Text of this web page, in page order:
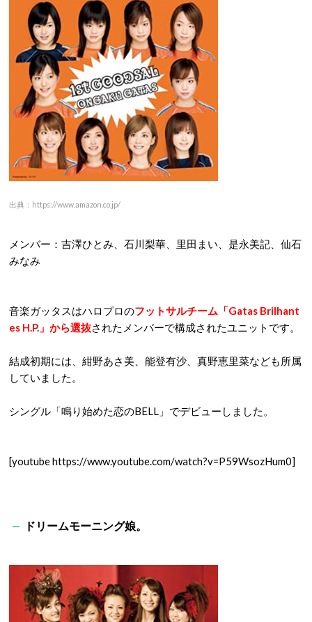
出典：https://www.amazon.co.jp/
メンバー：吉澤ひとみ、石川梨華、里田まい、是永美記、仙石
みなみ
音楽ガッタスはハロプロのフットサルチーム「Gatas Brilhant
es H.P.」から選抜されたメンバーで構成されたユニットです。
結成初期には、紺野あさ美、能登有沙、真野恵里菜なども所属
していました。
シングル「鳴り始めた恋のBELL」でデビューしました。
[youtube https://www.youtube.com/watch?v=P59WsozHum0]
ドリームモーニング娘。